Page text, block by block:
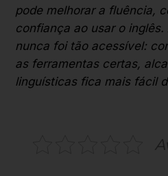
pode melhorar a fluência,
confiança ao usar o inglês.
nunca foi tão acessível:
as ferramentas certas,
linguísticas fica mais fácil